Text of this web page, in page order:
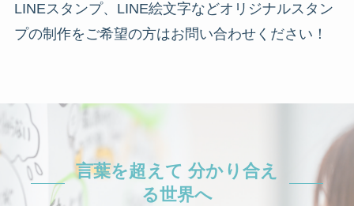
LINEスタンプ、LINE絵文字などオリジナルスタン
プの制作をご希望の方はお問い合わせください！
言葉を超えて 分かり合え
る世界へ